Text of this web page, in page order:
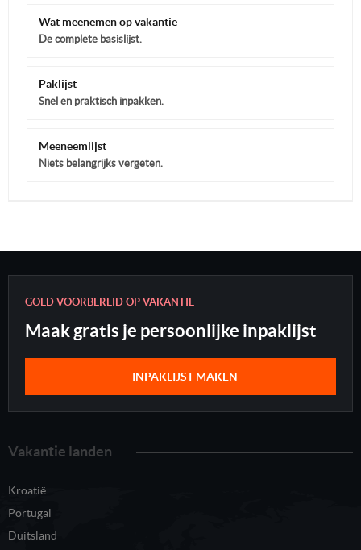
Wat meenemen op vakantie
De complete basislijst.
Paklijst
Snel en praktisch inpakken.
Meeneemlijst
Niets belangrijks vergeten.
GOED VOORBEREID OP VAKANTIE
Maak gratis je persoonlijke inpaklijst
INPAKLIJST MAKEN
Vakantie landen
Kroatië
Portugal
Duitsland